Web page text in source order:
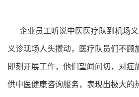
企业员工听说中医医疗队到机场义
义诊现场人头攒动，医疗队员们不顾
即刻开展工作，他们望闻问切，对症
供中医健康咨询服务，表现出极大的